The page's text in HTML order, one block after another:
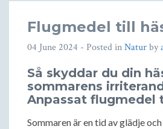
Flugmedel till
04 June 2024 - Posted inNaturby
Så skyddar du din
sommarens
Anpassat flugmedel
Sommaren är en tid av glädje